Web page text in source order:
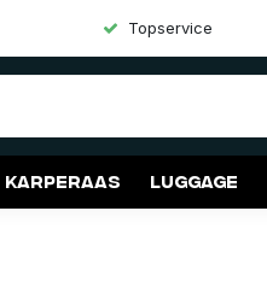
Topservice
Karperaas Luggage